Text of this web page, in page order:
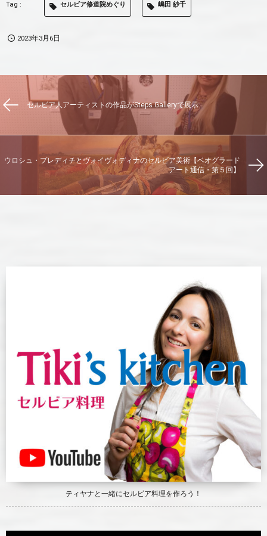
の場で知り合った子供と一緒に鶴やカエル、風船など
を作るようになりました。今では子供だけでなく、大
ョン・ツールとして折り紙を使っています。一枚の紙
セルビア修道院めぐり 嶋田 紗千
2023年3月6日
セルビア人アーティストの作品がSteps Galleryで展示
ウロシュ・プレディチとヴォイヴォディナのセルビア美術【ベオグラード
アート通信・第５回】
ティヤナと一緒にセルビア料理を作ろう！